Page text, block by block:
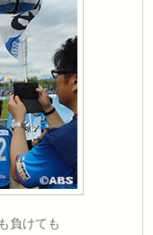
負けても